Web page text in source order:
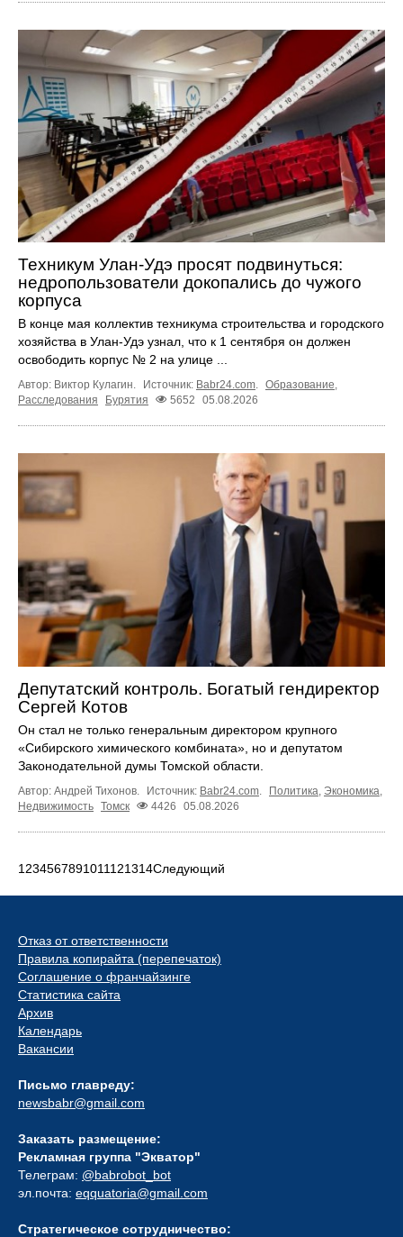
Техникум Улан-Удэ просят подвинуться:
недропользователи докопались до чужого
корпуса
В конце мая коллектив техникума строительства и городского
хозяйства в Улан-Удэ узнал, что к 1 сентября он должен
освободить корпус № 2 на улице ...
Автор: Виктор Кулагин. Источник: Babr24.com. Образование,
Расследования
Бурятия 5652 05.08.2026
Депутатский контроль. Богатый гендиректор
Сергей Котов
Он стал не только генеральным директором крупного
«Сибирского химического комбината», но и депутатом
Законодательной думы Томской области.
Автор: Андрей Тихонов. Источник: Babr24.com. Политика, Экономика,
Недвижимость Томск 4426 05.08.2026
1 234567891011121314Следующий
Отказ от ответственности
Правила копирайта (перепечаток)
Соглашение о франчайзинге
Статистика сайта
Архив
Календарь
Вакансии
Письмо главреду:
newsbabr@gmail.com
Заказать размещение:
Рекламная группа "Экватор"
Телеграм: @babrobot_bot
эл.почта: eqquatoria@gmail.com
Стратегическое сотрудничество: